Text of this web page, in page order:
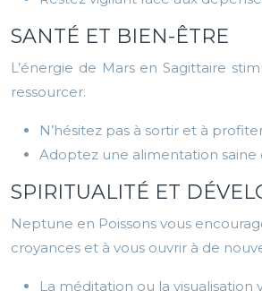
SANTÉ ET BIEN-ÊTRE
L’énergie de Mars en Sagittaire
ressourcer.
N’hésitez pas à sortir et à
Adoptez une alimentation
SPIRITUALITÉ ET
Neptune en Poissons vous
croyances et à vous ouvrir à de
La méditation ou la